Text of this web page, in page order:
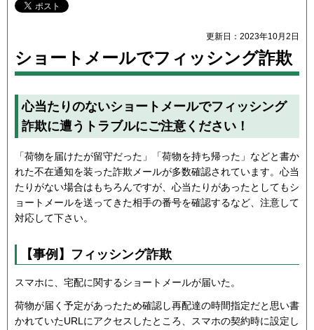
更新日：2023年10月2日
ショートメールでフィッシング詐欺
心当たりのないショートメールでフィッシング
詐欺に遭うトラブルにご注意ください！
「荷物を届けたが留守だった」「荷物を持ち帰った」などと書か
れた不在通知を装った詐欺メールが多数確認されています。心当
たりがない場合はもちろんですが、心当たりがあったとしてもシ
ョートメールを送ってきた相手の番号を確認するなど、注意して
対応して下さい。
【事例】フィッシング詐欺
スマホに、宅配に関するショートメールが届いた。
荷物が届く予定があったため確認し再配達の時間指定だと思い書
かれていたURLにアクセスしたところ、スマホの契約時に設定し